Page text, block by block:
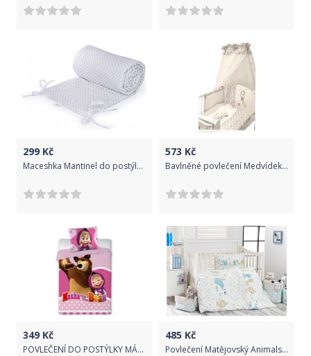
299 Kč
Maceshka Mantinel do postýlky bílý puntík v šedé
573 Kč
Bavlněné povlečení Medvídek kostička - šedá
349 Kč
POVLEČENÍ DO POSTÝLKY MÁŠA A MEDVĚD RŮŽOVÁ
485 Kč
Povlečení Matějovský Animals 130x90 cm 40x60 bílá hnědá